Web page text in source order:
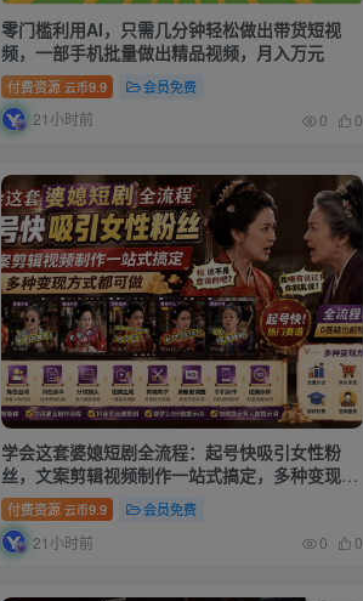
零门槛利用AI，只需几分钟轻松做出带货短视
频，一部手机批量做出精品视频，月入万元
付费资源 云币9.9 会员免费
21小时前 0 0
学会这套婆媳短剧全流程：起号快吸引女性粉
丝，文案剪辑视频制作一站式搞定，多种变现方
式都可做
付费资源 云币9.9 会员免费
21小时前 0 0